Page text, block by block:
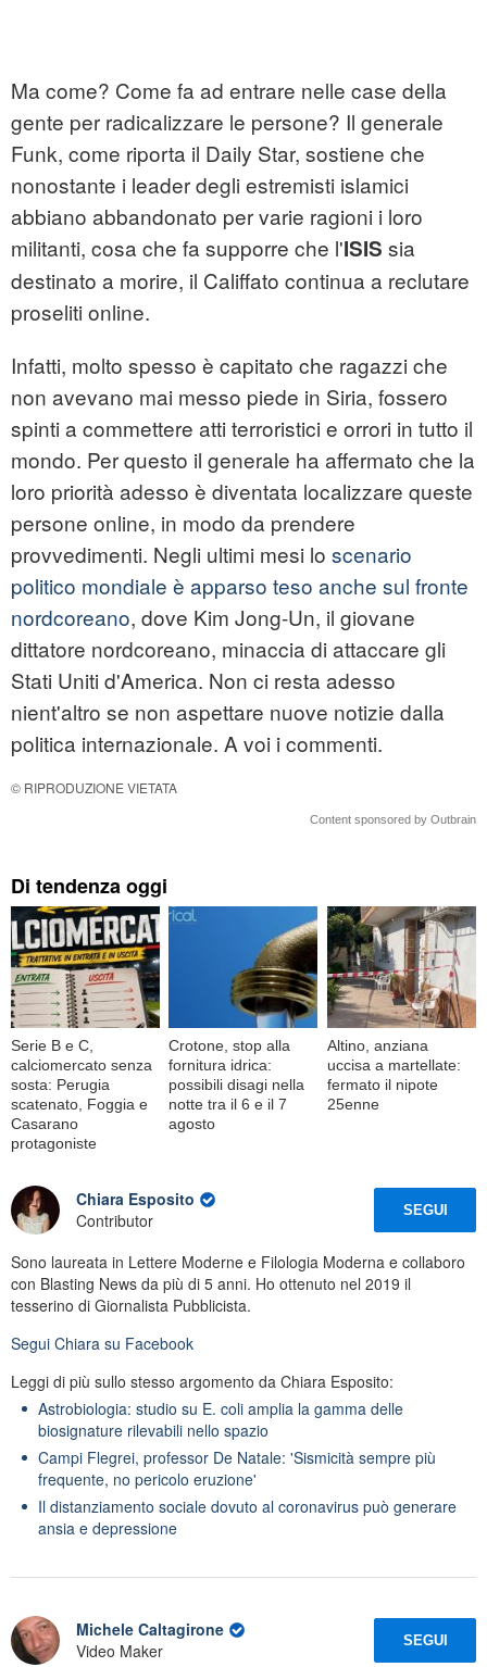
Ma come? Come fa ad entrare nelle case della
gente per radicalizzare le persone? Il generale
Funk, come riporta il Daily Star, sostiene che
nonostante i leader degli estremisti islamici
abbiano abbandonato per varie ragioni i loro
militanti, cosa che fa supporre che l'ISIS sia
destinato a morire, il Califfato continua a reclutare
proseliti online.
Infatti, molto spesso è capitato che ragazzi che
non avevano mai messo piede in Siria, fossero
spinti a commettere atti terroristici e orrori in tutto il
mondo. Per questo il generale ha affermato che la
loro priorità adesso è diventata localizzare queste
persone online, in modo da prendere
provvedimenti. Negli ultimi mesi lo scenario
politico mondiale è apparso teso anche sul fronte
nordcoreano, dove Kim Jong-Un, il giovane
dittatore nordcoreano, minaccia di attaccare gli
Stati Uniti d'America. Non ci resta adesso
nient'altro se non aspettare nuove notizie dalla
politica internazionale. A voi i commenti.
© RIPRODUZIONE VIETATA
Content sponsored by Outbrain
Di tendenza oggi
Serie B e C,
calciomercato senza
sosta: Perugia
scatenato, Foggia e
Casarano
protagoniste
Crotone, stop alla
fornitura idrica:
possibili disagi nella
notte tra il 6 e il 7
agosto
Altino, anziana
uccisa a martellate:
fermato il nipote
25enne
Chiara Esposito
Contributor
SEGUI
Sono laureata in Lettere Moderne e Filologia Moderna e collaboro
con Blasting News da più di 5 anni. Ho ottenuto nel 2019 il
tesserino di Giornalista Pubblicista.
Segui Chiara su Facebook
Leggi di più sullo stesso argomento da Chiara Esposito:
Astrobiologia: studio su E. coli amplia la gamma delle
biosignature rilevabili nello spazio
Campi Flegrei, professor De Natale: 'Sismicità sempre più
frequente, no pericolo eruzione'
Il distanziamento sociale dovuto al coronavirus può generare
ansia e depressione
Michele Caltagirone
Video Maker
SEGUI